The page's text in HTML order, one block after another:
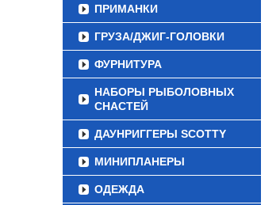
ПРИМАНКИ
ГРУЗА/ДЖИГ-ГОЛОВКИ
ФУРНИТУРА
НАБОРЫ РЫБОЛОВНЫХ
СНАСТЕЙ
ДАУНРИГГЕРЫ SCOTTY
МИНИПЛАНЕРЫ
ОДЕЖДА